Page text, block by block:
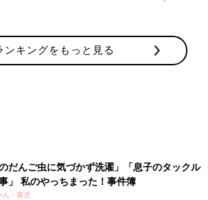
ンキングをもっと見る
のだんご虫に気づかず洗濯」「息子のタックル
」 私のやっちまった！事件簿
ん・育児